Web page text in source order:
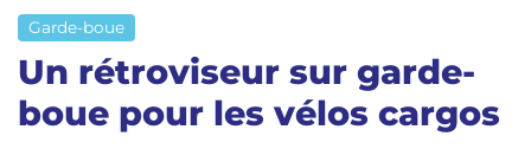
Garde-boue
Un rétroviseur sur garde-
boue pour les vélos cargos